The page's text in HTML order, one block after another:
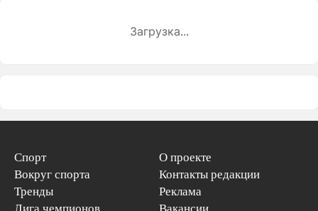
Загрузка...
Спорт
Вокруг спорта
Тренды
О проекте
Контакты редакции
Реклама